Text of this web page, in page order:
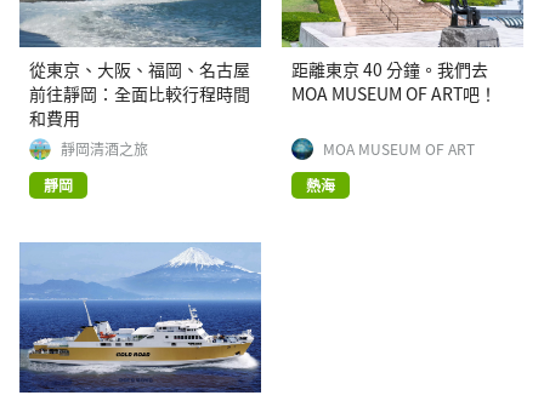
從東京、大阪、福岡、名古屋
前往靜岡：全面比較行程時間
和費用
靜岡清酒之旅
靜岡
距離東京 40 分鐘。我們去
MOA MUSEUM OF ART吧！
MOA MUSEUM OF ART
熱海